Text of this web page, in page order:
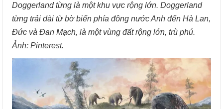
Doggerland từng là một khu vực rộng lớn. Doggerland
từng trải dài từ bờ biển phía đông nước Anh đến Hà Lan,
Đức và Đan Mạch, là một vùng đất rộng lớn, trù phú.
Ảnh: Pinterest.